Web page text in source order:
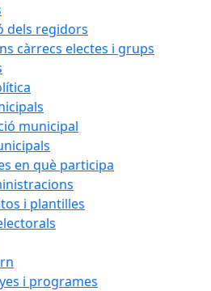
dels regidors
càrrecs electes i grups
municipal
en què participa
i plantilles
i programes